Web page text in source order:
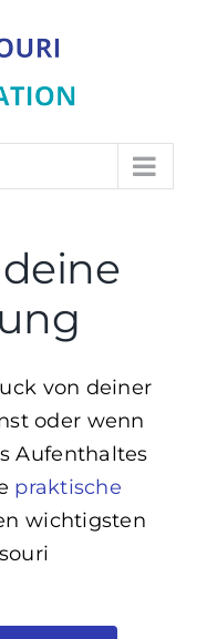
von deiner
oder wenn
Aufenthaltes
praktische
wichtigsten